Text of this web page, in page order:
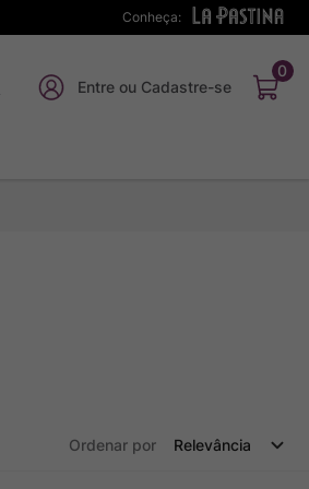
Conheça:
0
Ordenar por Relevância